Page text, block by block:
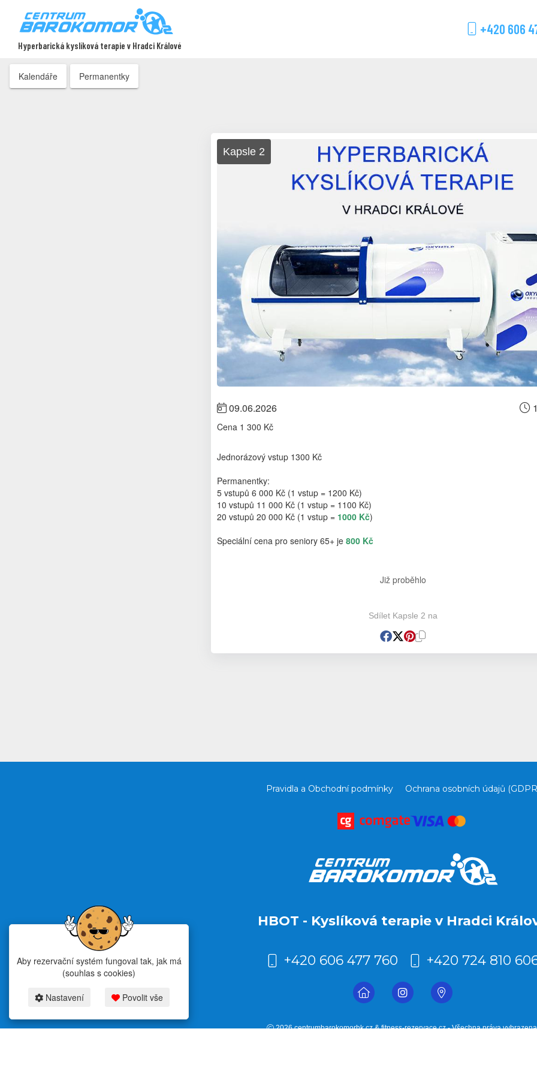
Hyperbarická kyslíková terapie v Hradci Králové
+420 606
Kalendáře Permanentky
Kapsle 2
09.06.2026
Cena 1 300 Kč
Jednorázový vstup 1300 Kč
Permanentky:
5 vstupů 6 000 Kč (1 vstup = 1200 Kč)
10 vstupů 11 000 Kč (1 vstup = 1100 Kč)
20 vstupů 20 000 Kč (1 vstup = 1000 Kč)
Speciální cena pro seniory 65+ je 800 Kč
Již proběhlo
Sdílet Kapsle 2 na
Pravidla a Obchodní podmínky Ochrana osobních údajů
HBOT - Kyslíková terapie v Hradci
+420 606 477 760 +420 724 810
2026 centrumbarokomorhk.cz & fitness-rezervace.cz - Všechna práva
Aby rezervační systém fungoval tak, jak má
(souhlas s cookies)
Nastavení Povolit vše